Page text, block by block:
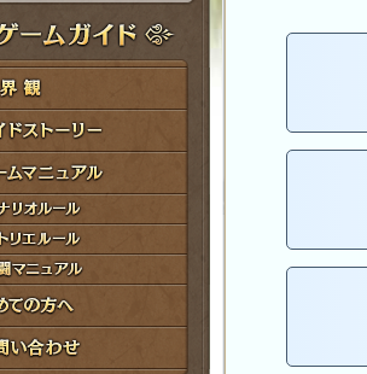
ド
ーリー
ュアル
ール
ール
アル
へ